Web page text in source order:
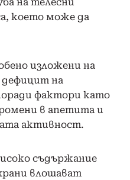
което може да
изложени на
дефицит на
фактори като
в апетита и
активност.
съдържание
влошават